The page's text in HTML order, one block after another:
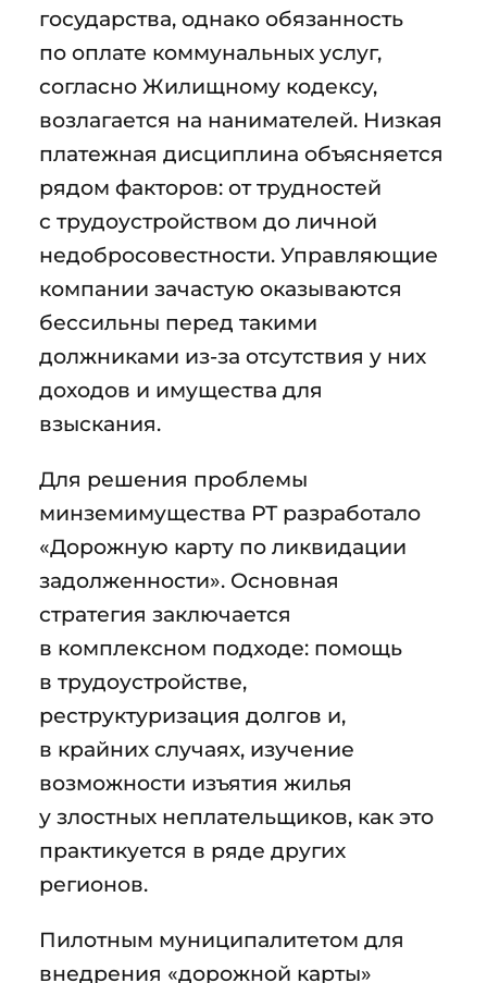
государства, однако обязанность
по оплате коммунальных услуг,
согласно Жилищному кодексу,
возлагается на нанимателей. Низкая
платежная дисциплина объясняется
рядом факторов: от трудностей
с трудоустройством до личной
недобросовестности. Управляющие
компании зачастую оказываются
бессильны перед такими
должниками из-за отсутствия у них
доходов и имущества для
взыскания.
Для решения проблемы
минземимущества РТ разработало
«Дорожную карту по ликвидации
задолженности». Основная
стратегия заключается
в комплексном подходе: помощь
в трудоустройстве,
реструктуризация долгов и,
в крайних случаях, изучение
возможности изъятия жилья
у злостных неплательщиков, как это
практикуется в ряде других
регионов.
Пилотным муниципалитетом для
внедрения «дорожной карты»